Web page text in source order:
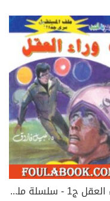
وراء العقل ج1 - سلسلة ملف المستقبل